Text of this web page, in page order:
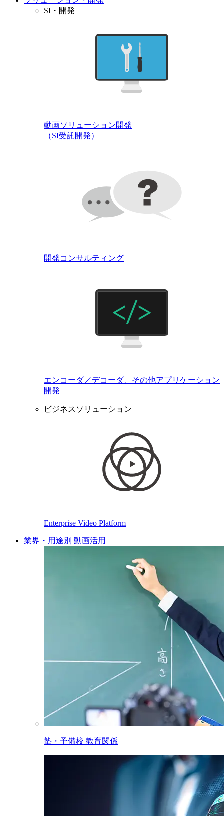
SI・開発
動画ソリューション開発
（SI受託開発）
開発コンサルティング
エンコーダ／デコーダ、その他アプリケーション
開発
ビジネスソリューション
Enterprise Video Platform
業界・用途別 動画活用
塾・予備校 教育関係